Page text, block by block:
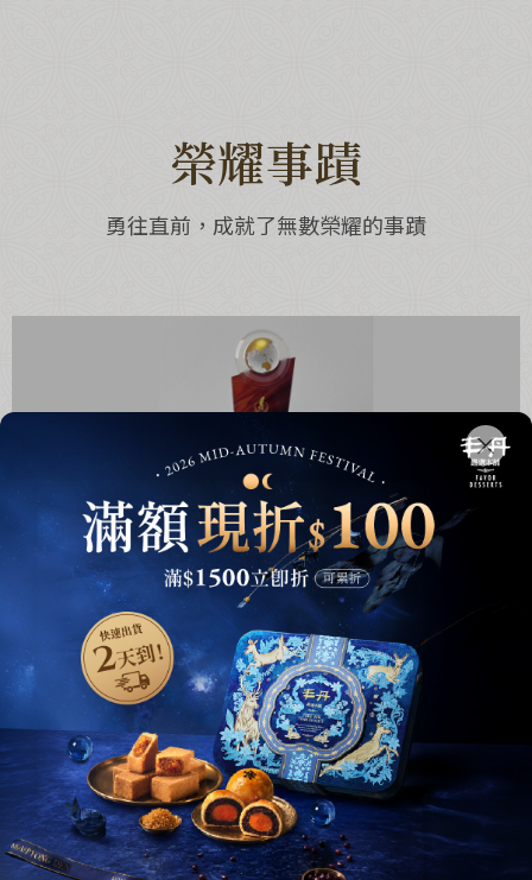
榮耀事蹟
勇往直前，成就了無數榮耀的事蹟
2024-12-18
2024榮獲 第四屆台灣百大糕餅伴手禮 金質獎
「明月Q餅」榮獲 第四屆台灣百大糕餅伴手禮 金質獎
LEARN MORE